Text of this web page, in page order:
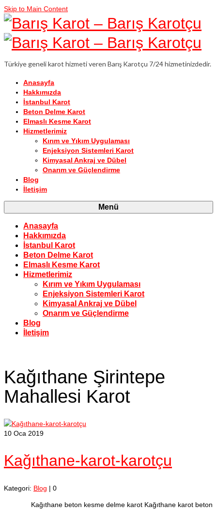
Skip to Main Content
Türkiye geneli karot hizmeti veren Barış Karotçu 7/24 hizmetinizdedir.
Anasayfa
Hakkımızda
İstanbul Karot
Beton Delme Karot
Elmaslı Kesme Karot
Hizmetlerimiz
Kırım ve Yıkım Uygulaması
Enjeksiyon Sistemleri Karot
Kimyasal Ankraj ve Dübel
Onarım ve Güçlendirme
Blog
İletişim
Menü
Anasayfa
Hakkımızda
İstanbul Karot
Beton Delme Karot
Elmaslı Kesme Karot
Hizmetlerimiz
Kırım ve Yıkım Uygulaması
Enjeksiyon Sistemleri Karot
Kimyasal Ankraj ve Dübel
Onarım ve Güçlendirme
Blog
İletişim
Kağıthane Şirintepe
Mahallesi Karot
10 Oca 2019
Kağıthane-karot-karotçu
Kategori: Blog | 0
Kağıthane beton kesme delme karot Kağıthane karot beton